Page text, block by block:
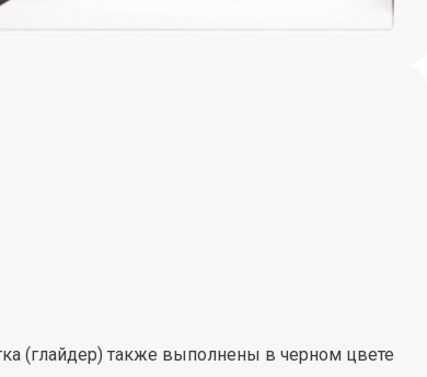
(глайдер) также выполнены в черном цвете